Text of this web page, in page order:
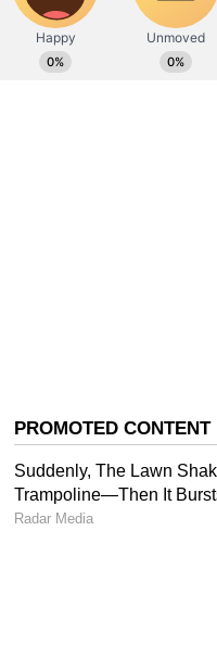
தட்டி கேட்கும்
இருக்கா?